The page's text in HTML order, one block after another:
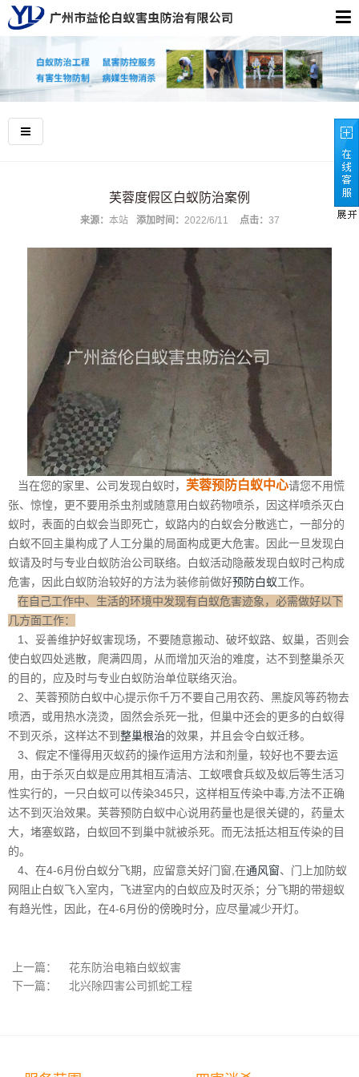
芙蓉度假区白蚁防治案例
来源： 本站 添加时间： 2022/6/11 点击： 37
当在您的家里、公司发现白蚁时， 芙蓉预防白蚁中心请您不用慌
张、惊惶，更不要用杀虫剂或随意用白蚁药物喷杀，因这样喷杀灭白
蚁时，表面的白蚁会当即死亡，蚁路内的白蚁会分散逃亡，一部分的
白蚁不回主巢构成了人工分巢的局面构成更大危害。因此一旦发现白
蚁请及时与专业白蚁防治公司联络。白蚁活动隐蔽发现白蚁时己构成
危害，因此白蚁防治较好的方法为装修前做好预防白蚁工作。
在自己工作中、生活的环境中发现有白蚁危害迹象，必需做好以下
几方面工作：
1、妥善维护好蚁害现场，不要随意搬动、破坏蚁路、蚁巢，否则会
使白蚁四处逃散，爬满四周，从而增加灭治的难度，达不到整巢杀灭
的目的，应及时与专业白蚁防治单位联络灭治。
2、芙蓉预防白蚁中心提示你千万不要自己用农药、黑旋风等药物去
喷洒，或用热水浇烫，固然会杀死一批，但巢中还会的更多的白蚁得
不到灭杀，这样达不到 整巢根治的效果，并且会令白蚁迁移。
3、假定不懂得用灭蚁药的操作运用方法和剂量，较好也不要去运
用，由于杀灭白蚁是应用其相互清洁、工蚁喂食兵蚁及蚁后等生活习
性实行的，一只白蚁可以传染345只，这样相互传染中毒,方法不正确
达不到灭治效果。芙蓉预防白蚁中心说用药量也是很关键的，药量太
大，堵塞蚁路，白蚁回不到巢中就被杀死。而无法抵达相互传染的目
的。
4、在4-6月份白蚁分飞期，应留意关好门窗,在通风窗、门上加防蚁
网阻止白蚁飞入室内，飞进室内的白蚁应及时灭杀；分飞期的带翅蚁
有趋光性，因此，在4-6月份的傍晚时分，应尽量减少开灯。
上一篇：
花东防治电箱白蚁蚁害
下一篇：
北兴除四害公司抓蛇工程